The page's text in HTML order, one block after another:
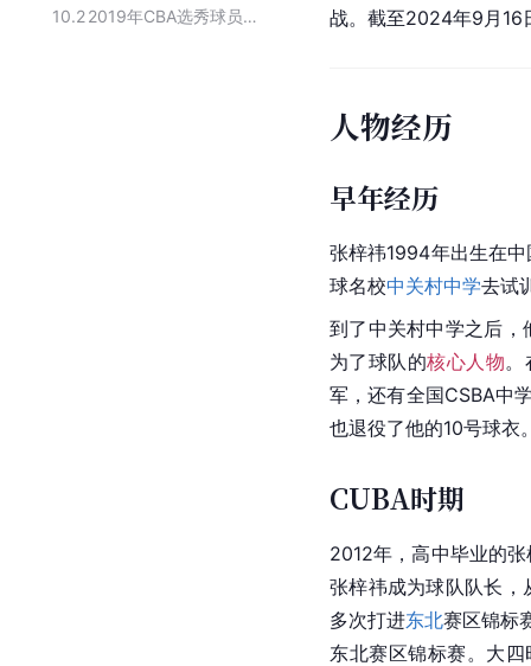
10.2
2019年CBA选秀球员名单 战。截至2024年9月16
人物经历
早年经历
张梓祎1994年出生在中
球名校中关村中学去试
到了中关村中学之后，
为了球队的核心人物。
军，还有全国CSBA中
也退役了他的10号球衣
CUBA时期
2012年，高中毕业的
张梓祎成为球队队长
多次打进东北赛区锦标
东北赛区锦标赛。大